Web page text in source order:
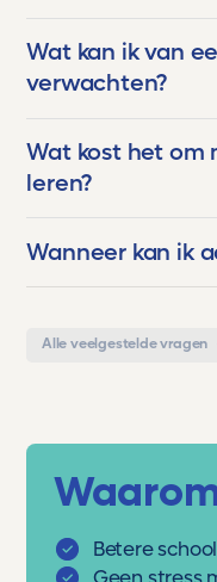
Wat kan ik van
verwachten?
Wat kost het om
leren?
Wanneer kan ik
Alle veelgestelde vragen
Betere